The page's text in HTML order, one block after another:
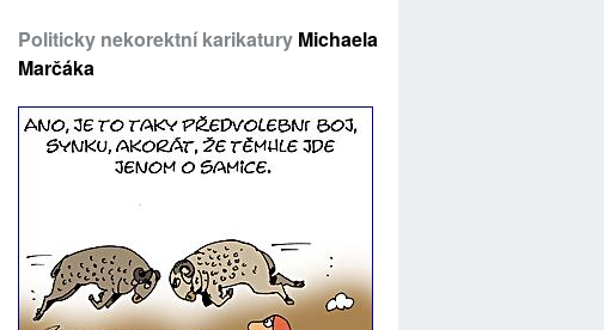
Politicky nekorektní karikatury Michaela
Marčáka